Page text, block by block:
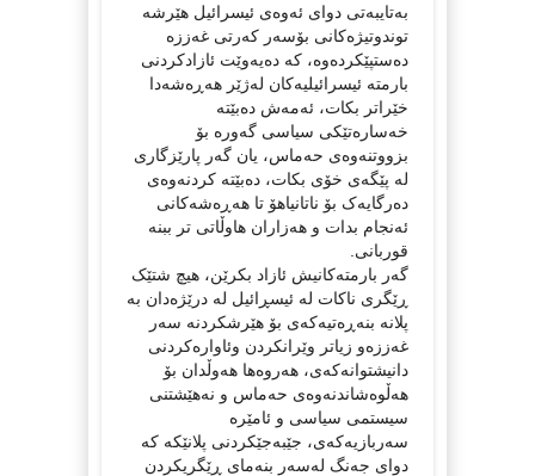
بەتایبەتی دوای ئەوەی ئیسرائیل هێرشە
توندوتیژەکانی بۆسەر کەرتی غەززە
دەستپێکردەوە، کە دەیەوێت ئازادکردنی
بارمتە ئیسرائیلیەکان لەژێر هەڕەشەدا
خێراتر بکات، ئەمەش دەبێتە
خەسارەتێکی سیاسی گەورە بۆ
بزووتنەوەی حەماس، یان گەر پارێزگاری
لە پێگەی خۆی بکات، دەبێتە کردنەوەی
دەرگایەک بۆ ناتانیاهۆ تا هەڕەشەکانی
ئەنجام بدات و هەزاران هاوڵاتی تر ببنە
قوربانی.
گەر بارمتەکانیش ئازاد بکرێن، هیچ شتێک
ڕێگری ناکات لە ئیسڕائیل لە درێژەدان بە
پلانە بنەڕەتیەکەی بۆ هێرشکردنە سەر
غەززەو زیاتر وێرانکردن وئاوارەکردنی
دانیشتوانەکەی، هەروەها هەوڵدان بۆ
هەڵوەشاندنەوەی حەماس و نەهێشتنی
سیستمی سیاسی و ئامێرە
سەربازیەکەی، جێبەجێکردنی پلانێکە کە
دوای جەنگ لەسەر بنەمای ڕێگریکردن